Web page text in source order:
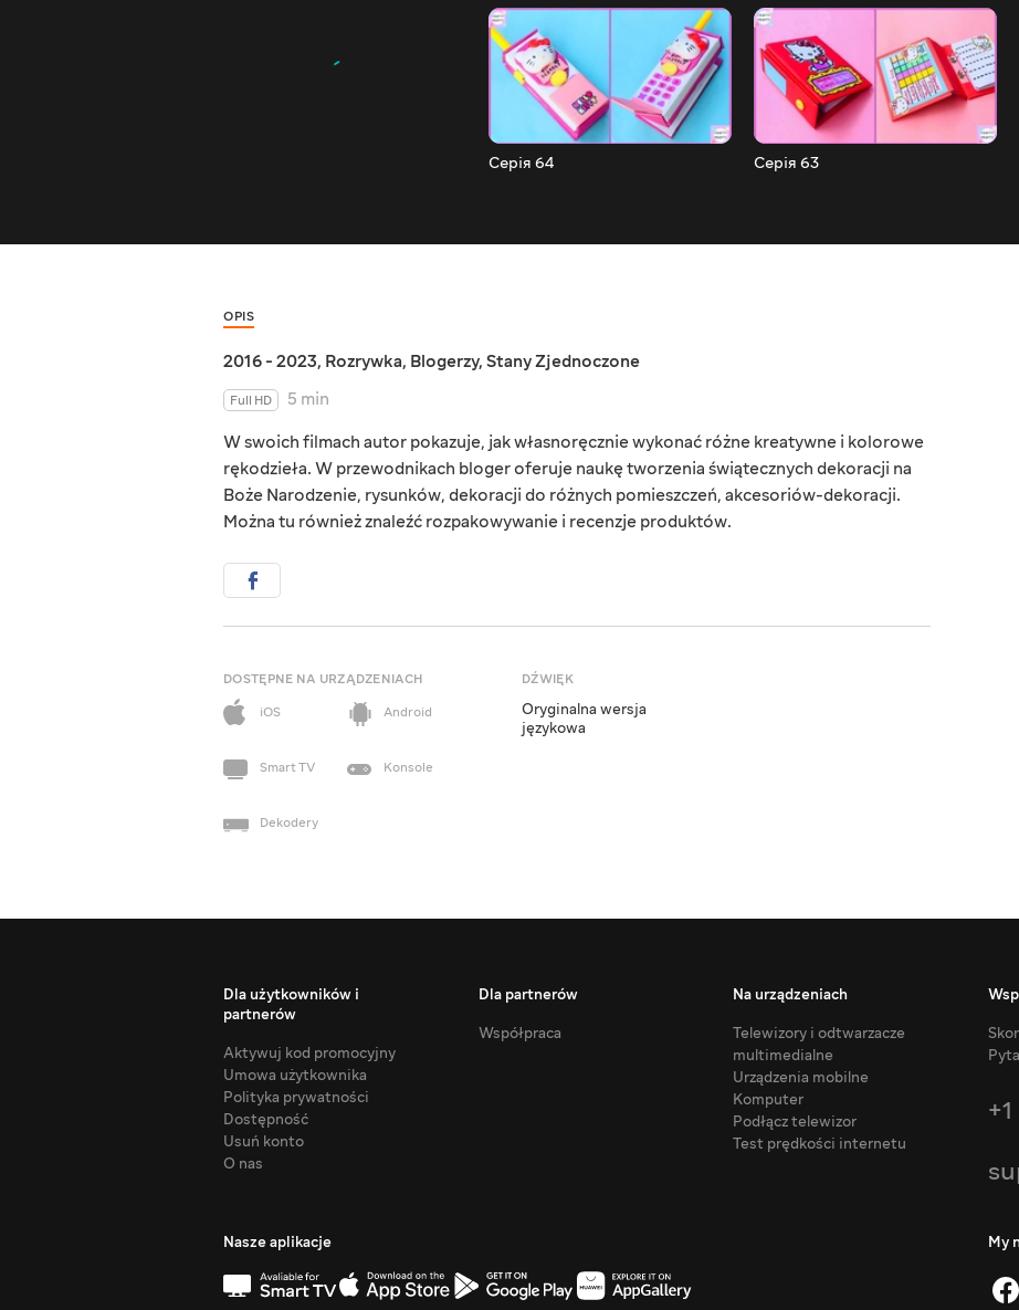
Серія 64 Серія 63
OPIS
2016 - 2023, Rozrywka, Blogerzy, Stany Zjednoczone
Full HD
5 min
W swoich filmach autor pokazuje, jak własnoręcznie wykonać różne kreatywne i kolorowe
rękodzieła. W przewodnikach bloger oferuje naukę tworzenia świątecznych dekoracji na
Boże Narodzenie, rysunków, dekoracji do różnych pomieszczeń, akcesoriów-dekoracji.
Można tu również znaleźć rozpakowywanie i recenzje produktów.
DOSTĘPNE NA URZĄDZENIACH
iOS
Android
Smart TV Konsole
Dekodery
DŹWIĘK
Oryginalna wersja
językowa
Dla użytkowników i
partnerów
Aktywuj kod promocyjny
Umowa użytkownika
Polityka prywatności
Dostępność
Usuń konto
O nas
Dla partnerów
Współpraca
Na urządzeniach
Telewizory i odtwarzacze
multimedialne
Urządzenia mobilne
Komputer
Podłącz telewizor
Test prędkości internetu
Nasze aplikacje My